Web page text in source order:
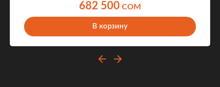
682 500 COM
В корзину